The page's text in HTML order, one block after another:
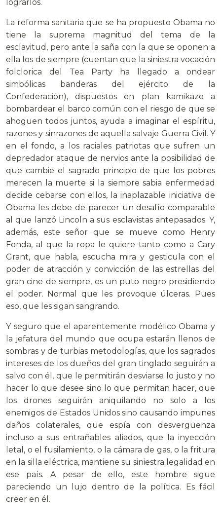
lograrlos.
La reforma sanitaria que se ha propuesto Obama no
tiene la suprema magnitud del tema de la
esclavitud, pero ante la saña con la que se oponen a
ella los de siempre (cuentan que la siniestra vocación
folclorica del Tea Party ha llegado a ondear
simbólicas banderas del ejército de la
Confederación), dispuestos en plan kamikaze a
bombardear el barco común con el riesgo de que se
ahoguen todos juntos, ayuda a imaginar el espíritu,
razones y sinrazones de aquella salvaje Guerra Civil. Y
en el fondo, a los raciales patriotas que sufren un
depredador ataque de nervios ante la posibilidad de
que cambie el sagrado principio de que los pobres
merecen la muerte si la siempre sabia enfermedad
decide cebarse con ellos, la inaplazable iniciativa de
Obama les debe de parecer un desafío comparable
al que lanzó Lincoln a sus esclavistas antepasados. Y,
además, este señor que se mueve como Henry
Fonda, al que la ropa le quiere tanto como a Cary
Grant, que habla, escucha mira y gesticula con el
poder de atracción y convicción de las estrellas del
gran cine de siempre, es un puto negro presidiendo
el poder. Normal que les provoque úlceras. Pues
eso, que les sigan sangrando.
Y seguro que el aparentemente modélico Obama y
la jefatura del mundo que ocupa estarán llenos de
sombras y de turbias metodologías, que los sagrados
intereses de los dueños del gran tinglado seguirán a
salvo con él, que le permitirán desviarse lo justo y no
hacer lo que desee sino lo que permitan hacer, que
los drones seguirán aniquilando no solo a los
enemigos de Estados Unidos sino causando impunes
daños colaterales, que espía con desvergüenza
incluso a sus entrañables aliados, que la inyección
letal, o el fusilamiento, o la cámara de gas, o la fritura
en la silla eléctrica, mantiene su siniestra legalidad en
ese país. A pesar de ello, este hombre sigue
pareciendo un lujo dentro de la política. Es fácil
creer en él.